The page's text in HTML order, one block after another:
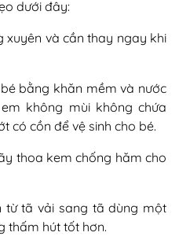
dưới đây:
xuyên và cần thay ngay khi
bằng khăn mềm và nước
không mùi không chứa
có cồn để vệ sinh cho bé.
thoa kem chống hăm cho
từ tã vải sang tã dùng một
thấm hút tốt hơn.